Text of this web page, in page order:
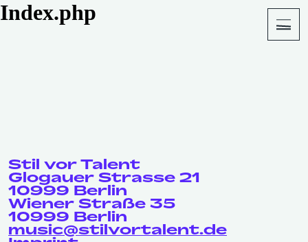
About
Index.php
Stil vor Talent
Glogauer Strasse 21
10999 Berlin
Wiener Straße 35
10999 Berlin
music@stilvortalent.de